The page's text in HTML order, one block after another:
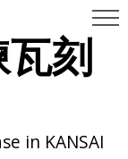
刻
in KANSAI